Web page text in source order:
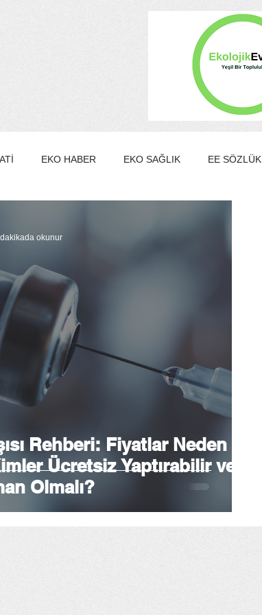
EKO HABER EKO SAĞLIK EE SÖZLÜK
GÜZELLİK
EE YEŞİL ÇEMBER KULÜBÜ
Rehberi: Fiyatlar Neden
Ücretsiz Yaptırabilir ve
Olmalı?
okunur